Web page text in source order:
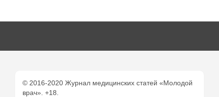
© 2016-2020 Журнал медицинских статей «Молодой
врач». +18.